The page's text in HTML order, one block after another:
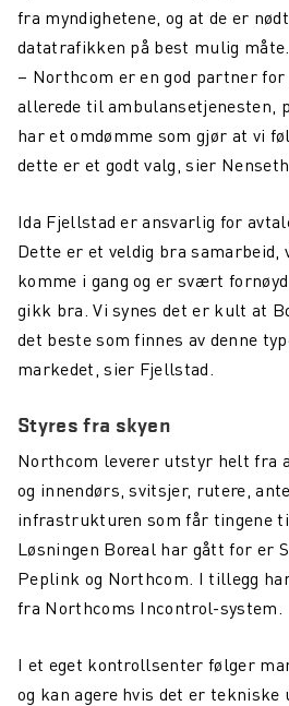
fra myndighetene, og at de er
datatrafikken på best mulig måte.
– Northcom er en god partner for
allerede til ambulansetjenesten,
har et omdømme som gjør at vi
dette er et godt valg, sier
Ida Fjellstad er ansvarlig for
Dette er et veldig bra samarbeid,
komme i gang og er svært
gikk bra. Vi synes det er kult at
det beste som finnes av denne
markedet, sier Fjellstad.
Styres fra skyen
Northcom leverer utstyr helt fra
og innendørs, svitsjer, rutere,
infrastrukturen som får tingene
Løsningen Boreal har gått for er
Peplink og Northcom. I tillegg
fra Northcoms Incontrol-system.
I et eget kontrollsenter følger
og kan agere hvis det er tekniske